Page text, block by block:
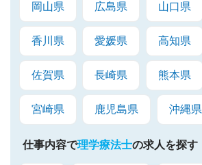
岡山県 広島県 山口県
香川県 愛媛県 高知県
佐賀県 長崎県 熊本県
宮崎県 鹿児島県 沖縄県
仕事内容で理学療法士の求人を探す